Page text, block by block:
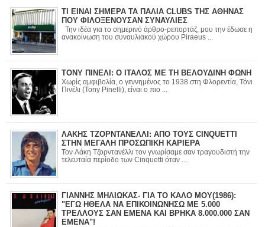
ΤΙ ΕΙΝΑΙ ΣΗΜΕΡΑ ΤΑ ΠΑΛΙΑ CLUBS ΤΗΣ ΑΘΗΝΑΣ
ΠΟΥ ΦΙΛΟΞΕΝΟΥΣΑΝ ΣΥΝΑΥΛΙΕΣ
Την ιδέα για το σημερινό άρθρο-ρεπορτάζ, μου την έδωσε η
ανακοίνωση του συναυλιακού χώρου Piraeus ...
ΤΟΝΥ ΠΙΝΕΛΙ: Ο ΙΤΑΛΟΣ ΜΕ ΤΗ ΒΕΛΟΥΔΙΝΗ ΦΩΝΗ
Χωρίς αμφιβολία, ο γεννημένος το 1938 στη Φλορεντία, Τόνι
Πινέλι (Tony Pinelli), είναι ο πιο ...
ΛΑΚΗΣ ΤΖΟΡΝΤΑΝΕΛΛΙ: ΑΠΟ ΤΟΥΣ CINQUETTI
ΣΤΗΝ ΜΕΓΑΛΗ ΠΡΟΣΩΠΙΚΗ ΚΑΡΙΕΡΑ
Τον Λάκη Τζορντανέλλι τον γνωρίσαμε σαν τραγουδιστή την
τελευταία περίοδο των Cinquetti όταν ...
ΓΙΑΝΝΗΣ ΜΗΛΙΩΚΑΣ- ΓΙΑ ΤΟ ΚΑΛΟ ΜΟΥ(1986):
"ΕΓΩ ΗΘΕΛΑ ΝΑ ΕΠΙΚΟΙΝΩΝΗΣΩ ΜΕ 5.000
ΤΡΕΛΛΟΥΣ ΣΑΝ ΕΜΕΝΑ ΚΑΙ ΒΡΗΚΑ 8.000.000 ΣΑΝ
ΕΜΕΝΑ"!